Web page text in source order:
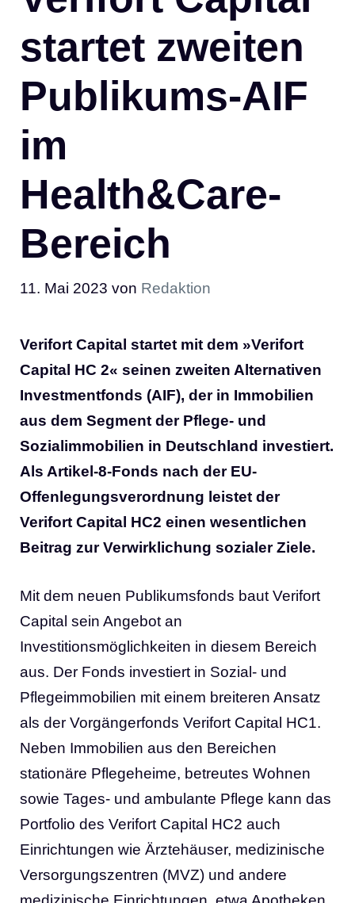
startet zweiten
Publikums-AIF
im
Health&Care-
Bereich
11. Mai 2023 von Redaktion
Verifort Capital startet mit dem »Verifort
Capital HC 2« seinen zweiten Alternativen
Investmentfonds (AIF), der in Immobilien
aus dem Segment der Pflege- und
Sozialimmobilien in Deutschland investiert.
Als Artikel-8-Fonds nach der EU-
Offenlegungsverordnung leistet der
Verifort Capital HC2 einen wesentlichen
Beitrag zur Verwirklichung sozialer Ziele.
Mit dem neuen Publikumsfonds baut Verifort
Capital sein Angebot an
Investitionsmöglichkeiten in diesem Bereich
aus. Der Fonds investiert in Sozial- und
Pflegeimmobilien mit einem breiteren Ansatz
als der Vorgängerfonds Verifort Capital HC1.
Neben Immobilien aus den Bereichen
stationäre Pflegeheime, betreutes Wohnen
sowie Tages- und ambulante Pflege kann das
Portfolio des Verifort Capital HC2 auch
Einrichtungen wie Ärztehäuser, medizinische
Versorgungszentren (MVZ) und andere